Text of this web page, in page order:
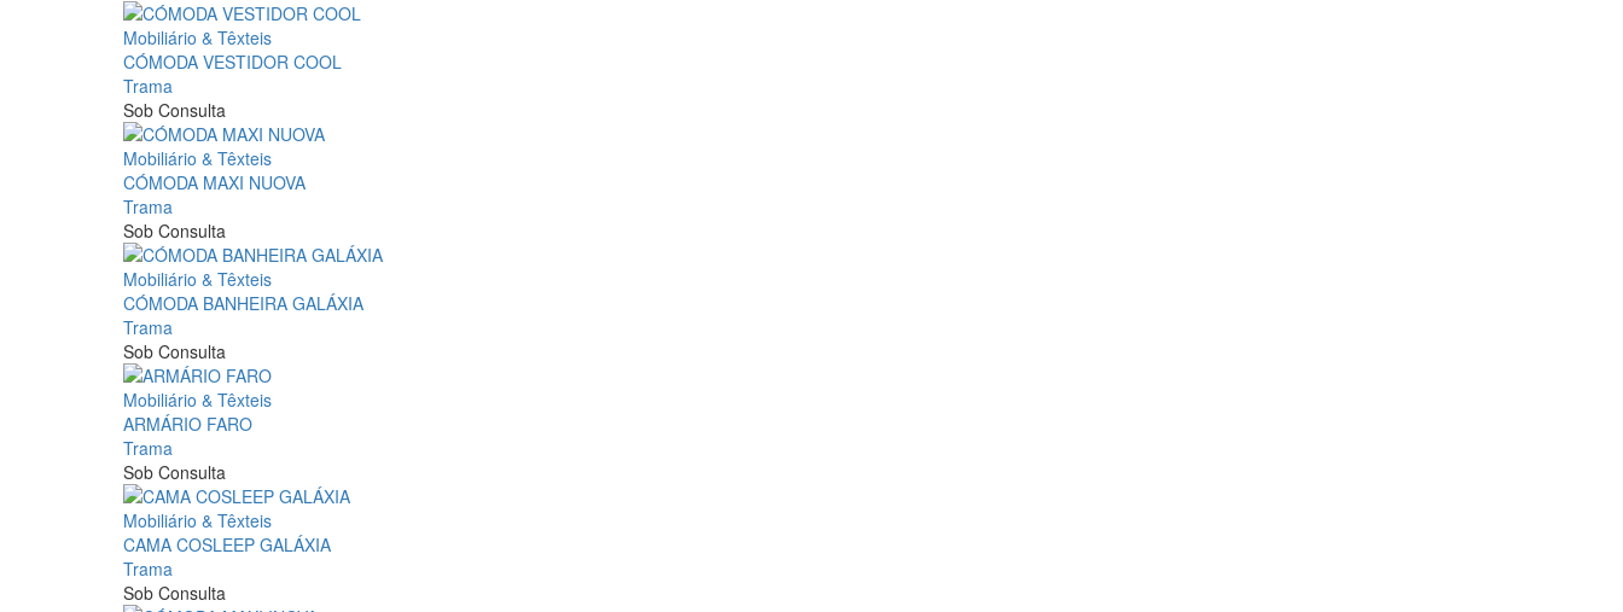
Mobiliário & Têxteis
CÓMODA VESTIDOR COOL
Trama
Sob Consulta
Mobiliário & Têxteis
CÓMODA MAXI NUOVA
Trama
Sob Consulta
Mobiliário & Têxteis
CÓMODA BANHEIRA GALÁXIA
Trama
Sob Consulta
Mobiliário & Têxteis
ARMÁRIO FARO
Trama
Sob Consulta
Mobiliário & Têxteis
CAMA COSLEEP GALÁXIA
Trama
Sob Consulta